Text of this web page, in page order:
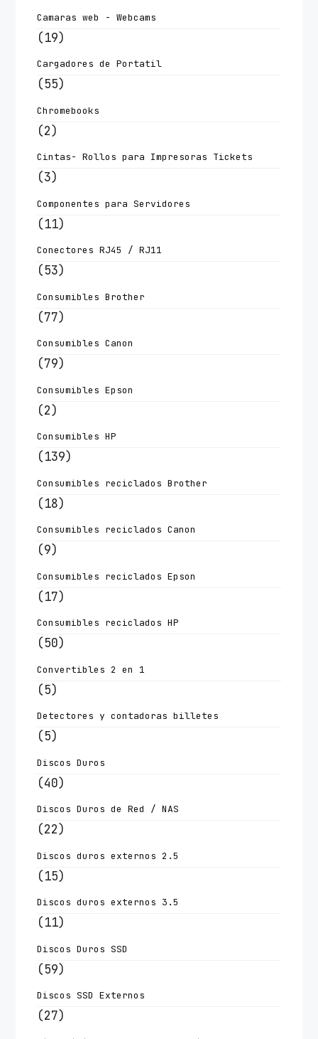
Camaras web - Webcams
(19)
Cargadores de Portatil
(55)
Chromebooks
(2)
Cintas- Rollos para Impresoras Tickets
(3)
Componentes para Servidores
(11)
Conectores RJ45 / RJ11
(53)
Consumibles Brother
(77)
Consumibles Canon
(79)
Consumibles Epson
(2)
Consumibles HP
(139)
Consumibles reciclados Brother
(18)
Consumibles reciclados Canon
(9)
Consumibles reciclados Epson
(17)
Consumibles reciclados HP
(50)
Convertibles 2 en 1
(5)
Detectores y contadoras billetes
(5)
Discos Duros
(40)
Discos Duros de Red / NAS
(22)
Discos duros externos 2.5
(15)
Discos duros externos 3.5
(11)
Discos Duros SSD
(59)
Discos SSD Externos
(27)